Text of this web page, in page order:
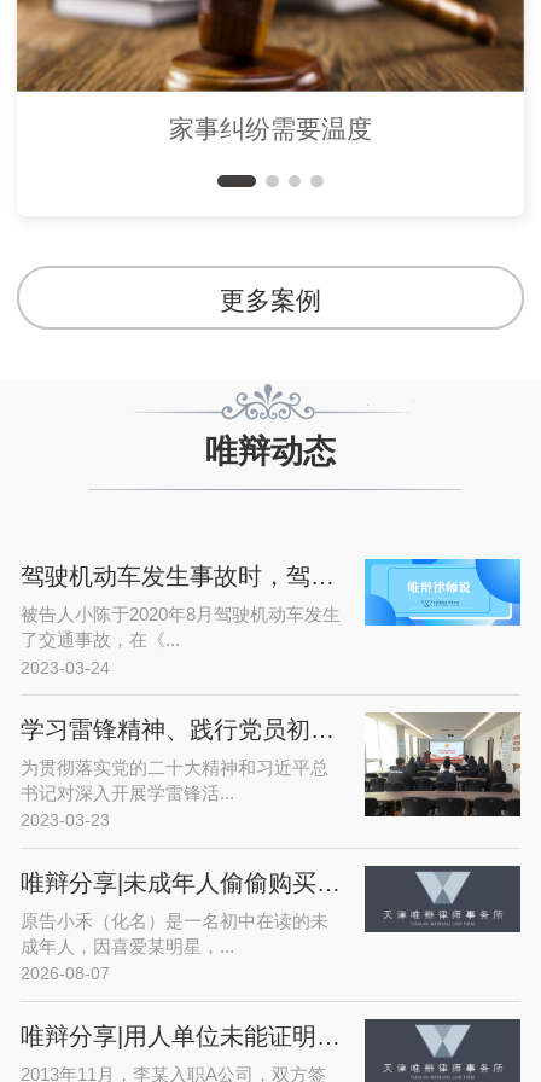
家事纠纷需要温度
更多案例
唯辩动态
驾驶机动车发生事故时，驾驶证逾期未换证，保险公司是否赔偿？
被告人小陈于2020年8月驾驶机动车发生
了交通事故，在《...
2023-03-24
学习雷锋精神、践行党员初心——唯辩律师事务所开展党日活动
为贯彻落实党的二十大精神和习近平总
书记对深入开展学雷锋活...
2023-03-23
唯辩分享|未成年人偷偷购买爱豆演唱会门票，平台拒退款？法院这样判！
原告小禾（化名）是一名初中在读的未
成年人，因喜爱某明星，...
2026-08-07
唯辩分享|用人单位未能证明解雇通知记载事实属于违法解约
2013年11月，李某入职A公司，双方签